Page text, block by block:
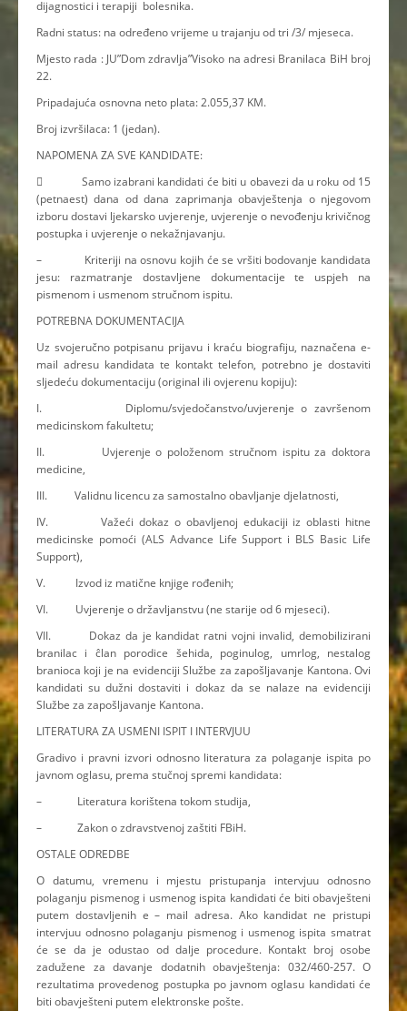
dijagnostici i terapiji bolesnika.
Radni status: na određeno vrijeme u trajanju od tri /3/ mjeseca.
Mjesto rada : JU”Dom zdravlja”Visoko na adresi Branilaca BiH broj
22.
Pripadajuća osnovna neto plata: 2.055,37 KM.
Broj izvršilaca: 1 (jedan).
NAPOMENA ZA SVE KANDIDATE:
 Samo izabrani kandidati će biti u obavezi da u roku od 15
(petnaest) dana od dana zaprimanja obavještenja o njegovom
izboru dostavi ljekarsko uvjerenje, uvjerenje o nevođenju krivičnog
postupka i uvjerenje o nekažnjavanju.
– Kriteriji na osnovu kojih će se vršiti bodovanje kandidata
jesu: razmatranje dostavljene dokumentacije te uspjeh na
pismenom i usmenom stručnom ispitu.
POTREBNA DOKUMENTACIJA
Uz svojeručno potpisanu prijavu i kraću biografiju, naznačena e-
mail adresu kandidata te kontakt telefon, potrebno je dostaviti
sljedeću dokumentaciju (original ili ovjerenu kopiju):
I. Diplomu/svjedočanstvo/uvjerenje o završenom
medicinskom fakultetu;
II. Uvjerenje o položenom stručnom ispitu za doktora
medicine,
III. Validnu licencu za samostalno obavljanje djelatnosti,
IV. Važeći dokaz o obavljenoj edukaciji iz oblasti hitne
medicinske pomoći (ALS Advance Life Support i BLS Basic Life
Support),
V. Izvod iz matične knjige rođenih;
VI. Uvjerenje o državljanstvu (ne starije od 6 mjeseci).
VII. Dokaz da je kandidat ratni vojni invalid, demobilizirani
branilac i ĉlan porodice šehida, poginulog, umrlog, nestalog
branioca koji je na evidenciji Službe za zapošljavanje Kantona. Ovi
kandidati su dužni dostaviti i dokaz da se nalaze na evidenciji
Službe za zapošljavanje Kantona.
LITERATURA ZA USMENI ISPIT I INTERVJUU
Gradivo i pravni izvori odnosno literatura za polaganje ispita po
javnom oglasu, prema stučnoj spremi kandidata:
– Literatura korištena tokom studija,
– Zakon o zdravstvenoj zaštiti FBiH.
OSTALE ODREDBE
O datumu, vremenu i mjestu pristupanja intervjuu odnosno
polaganju pismenog i usmenog ispita kandidati će biti obavješteni
putem dostavljenih e – mail adresa. Ako kandidat ne pristupi
intervjuu odnosno polaganju pismenog i usmenog ispita smatrat
će se da je odustao od dalje procedure. Kontakt broj osobe
zadužene za davanje dodatnih obavještenja: 032/460-257. O
rezultatima provedenog postupka po javnom oglasu kandidati će
biti obavješteni putem elektronske pošte.